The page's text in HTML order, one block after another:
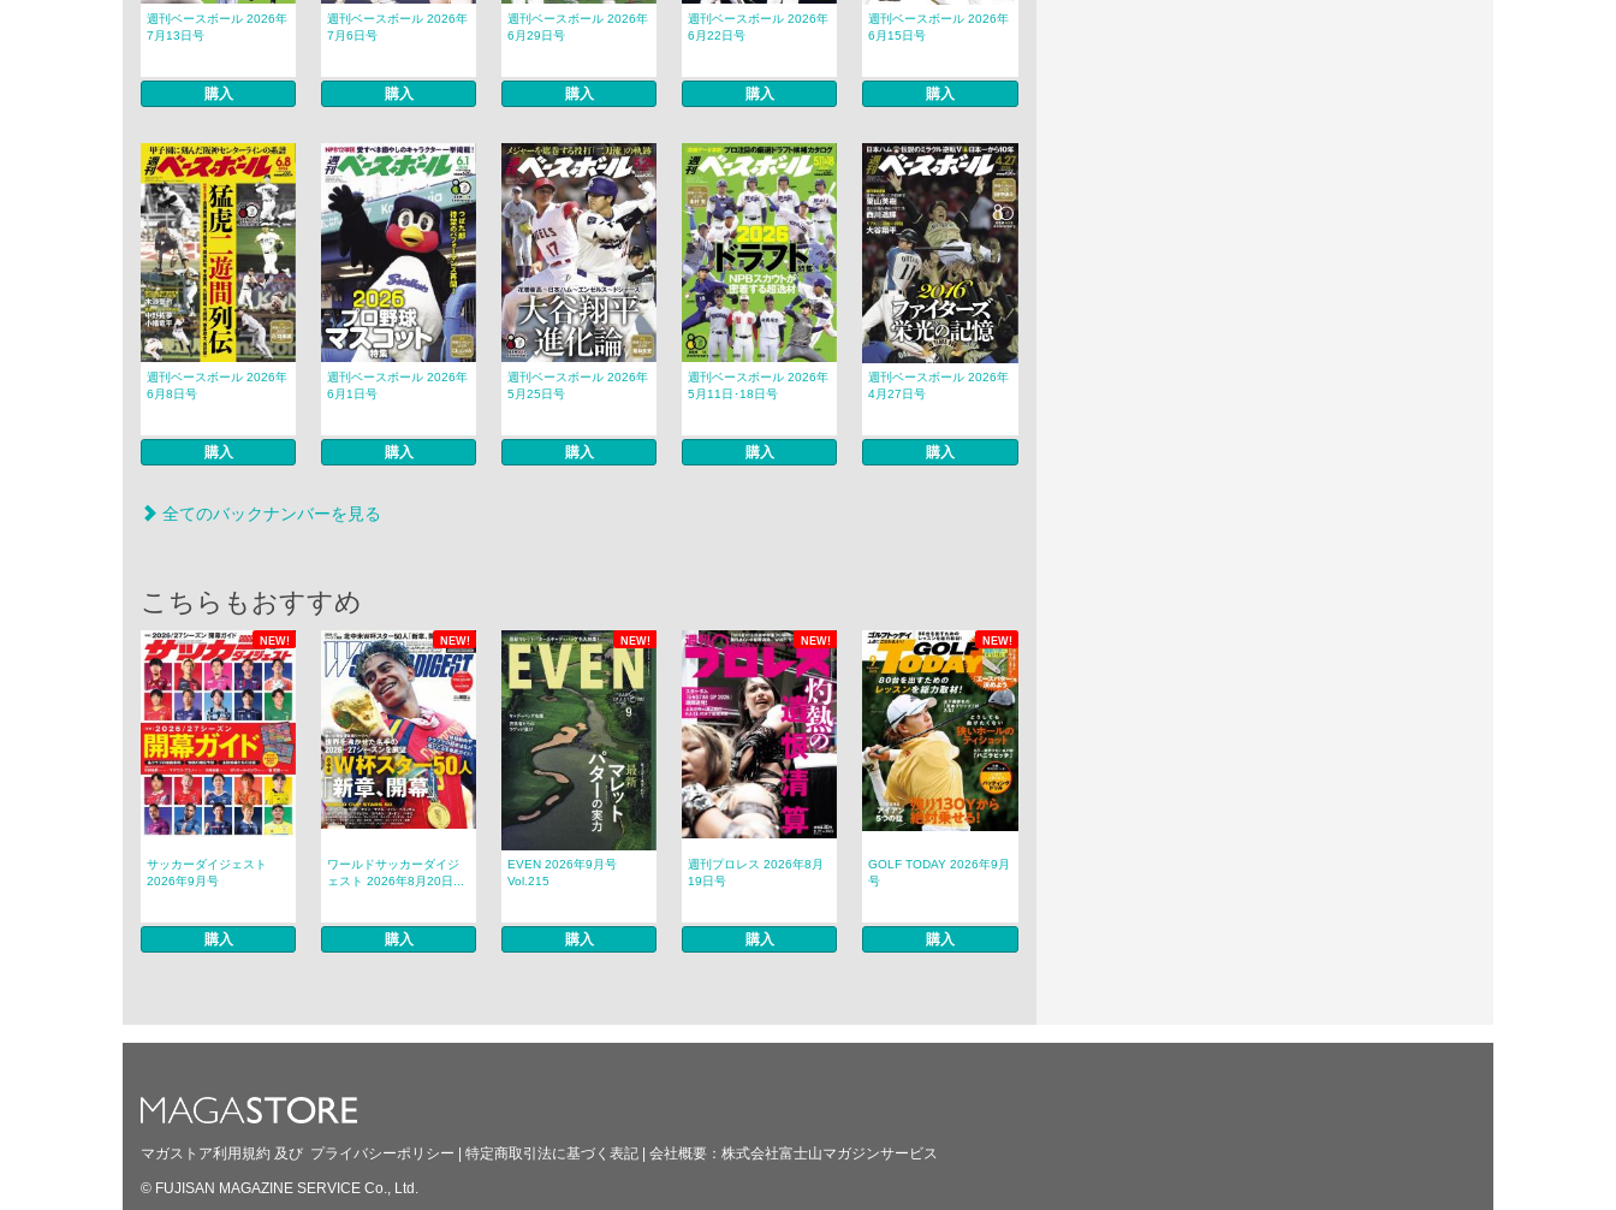
週刊ベースボール 2026年
7月13日号
購入
週刊ベースボール 2026年
7月6日号
購入
週刊ベースボール 2026年
6月29日号
購入
週刊ベースボール 2026年
6月22日号
購入
週刊ベースボール 2026年
6月15日号
購入
週刊ベースボール 2026年
6月8日号
購入
週刊ベースボール 2026年
6月1日号
購入
週刊ベースボール 2026年
5月25日号
購入
週刊ベースボール 2026年
5月11日･18日号
購入
週刊ベースボール 2026年
4月27日号
購入
全てのバックナンバーを見る
こちらもおすすめ
NEW! NEW! NEW! NEW! NEW!
サッカーダイジェスト
2026年9月号
購入
ワールドサッカーダイジ
ェスト 2026年8月20日...
購入
EVEN 2026年9月号
Vol.215
購入
週刊プロレス 2026年8月
19日号
購入
GOLF TODAY 2026年9月
号
購入
マガストア利用規約 及び プライバシーポリシー 特定商取引法に基づく表記 会社概要： 株式会社富士山マガジンサービス
© FUJISAN MAGAZINE SERVICE Co., Ltd.